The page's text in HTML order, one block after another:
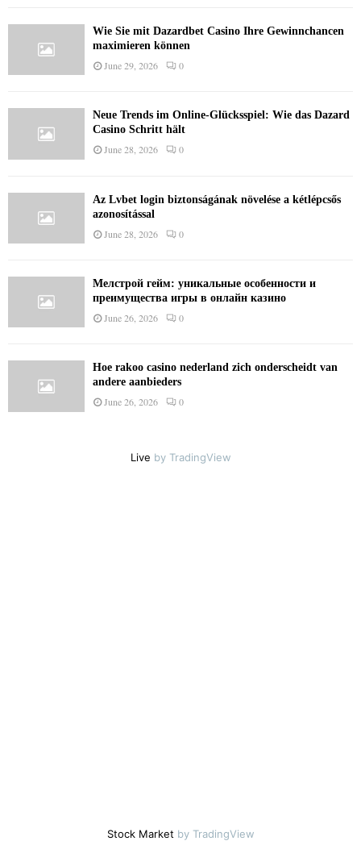
Wie Sie mit Dazardbet Casino Ihre Gewinnchancen
maximieren können
June 29, 2026 0
Neue Trends im Online-Glücksspiel: Wie das Dazard
Casino Schritt hält
June 28, 2026 0
Az Lvbet login biztonságának növelése a kétlépcsős
azonosítással
June 28, 2026 0
Мелстрой гейм: уникальные особенности и
преимущества игры в онлайн казино
June 26, 2026 0
Hoe rakoo casino nederland zich onderscheidt van
andere aanbieders
June 26, 2026 0
Live by TradingView
Stock Market by TradingView